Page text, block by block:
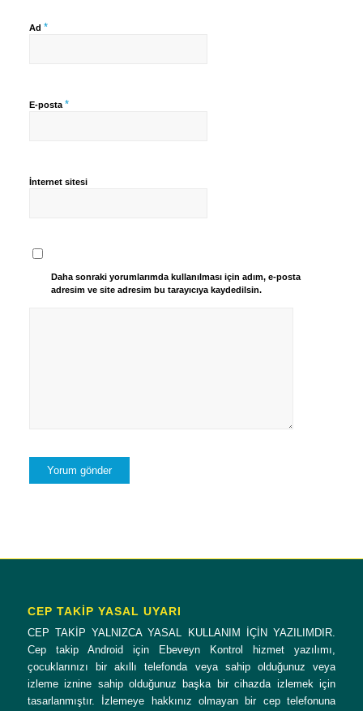
Ad *
E-posta *
İnternet sitesi
Daha sonraki yorumlarımda kullanılması için adım, e-posta
adresim ve site adresim bu tarayıcıya kaydedilsin.
CEP TAKİP YASAL UYARI
CEP TAKİP YALNIZCA YASAL KULLANIM İÇİN YAZILIMDIR.
Cep takip Android için Ebeveyn Kontrol hizmet yazılımı,
çocuklarınızı bir akıllı telefonda veya sahip olduğunuz veya
izleme iznine sahip olduğunuz başka bir cihazda izlemek için
tasarlanmıştır. İzlemeye hakkınız olmayan bir cep telefonuna